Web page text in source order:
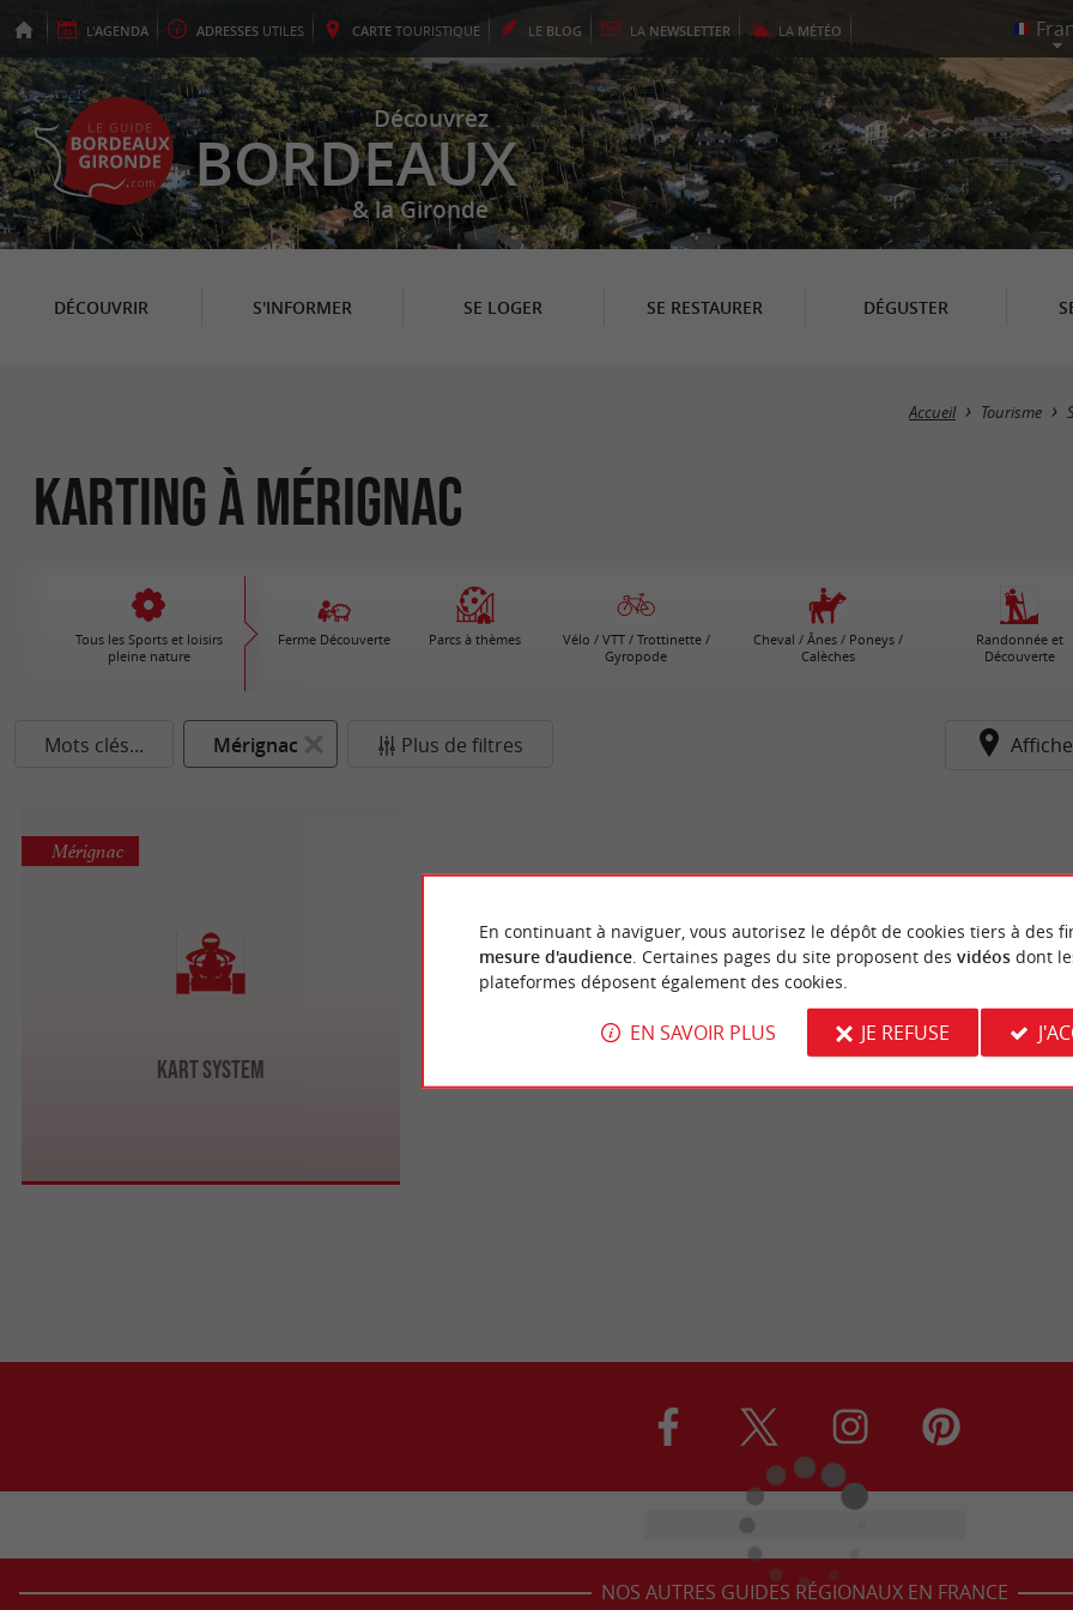
L'AGENDA ADRESSES UTILES CARTE TOURISTIQUE LE BLOG LA NEWSLETTER LA MÉTÉO
Découvrez
BORDEAUX
& la Gironde
DÉCOUVRIR S'INFORMER SE LOGER SE RESTAURER DÉGUSTER
Accueil Tourisme
Karting à Mérignac
Tous les Sports et loisirs
pleine nature
Ferme Découverte Parcs à thèmes
Vélo / VTT / Trottinette /
Gyropode
Cheval / Ânes / Poneys /
Calèches
Randonnée et
Découverte
Mots clés... Mérignac Plus de filtres
Kart System
Mérignac
NOS AUTRES GUIDES RÉGIONAUX EN FRANCE
En continuant à naviguer, vous autorisez le dépôt de cookies tiers à des
mesure d'audience. Certaines pages du site proposent des vidéosdont
plateformes déposent également des cookies.
EN SAVOIR PLUS JE REFUSE